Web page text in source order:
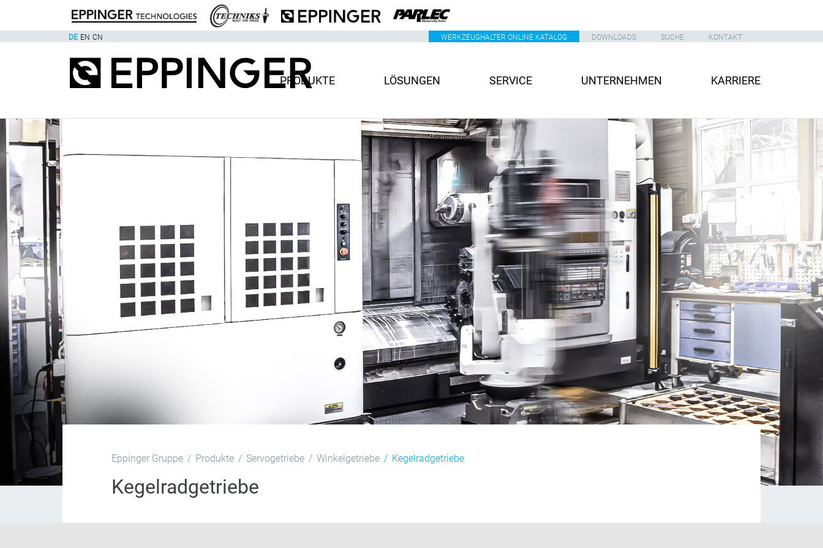
DE EN CN WERKZEUGHALTER ONLINE KATALOG DOWNLOADS SUCHE KONTAKT
PRODUKTE LÖSUNGEN SERVICE UNTERNEHMEN KARRIERE
Eppinger Gruppe Produkte Servogetriebe Winkelgetriebe Kegelradgetriebe
Kegelradgetriebe